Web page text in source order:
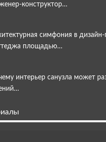
конструктор…
симфония в дизайн-
площадью…
интерьер санузла может